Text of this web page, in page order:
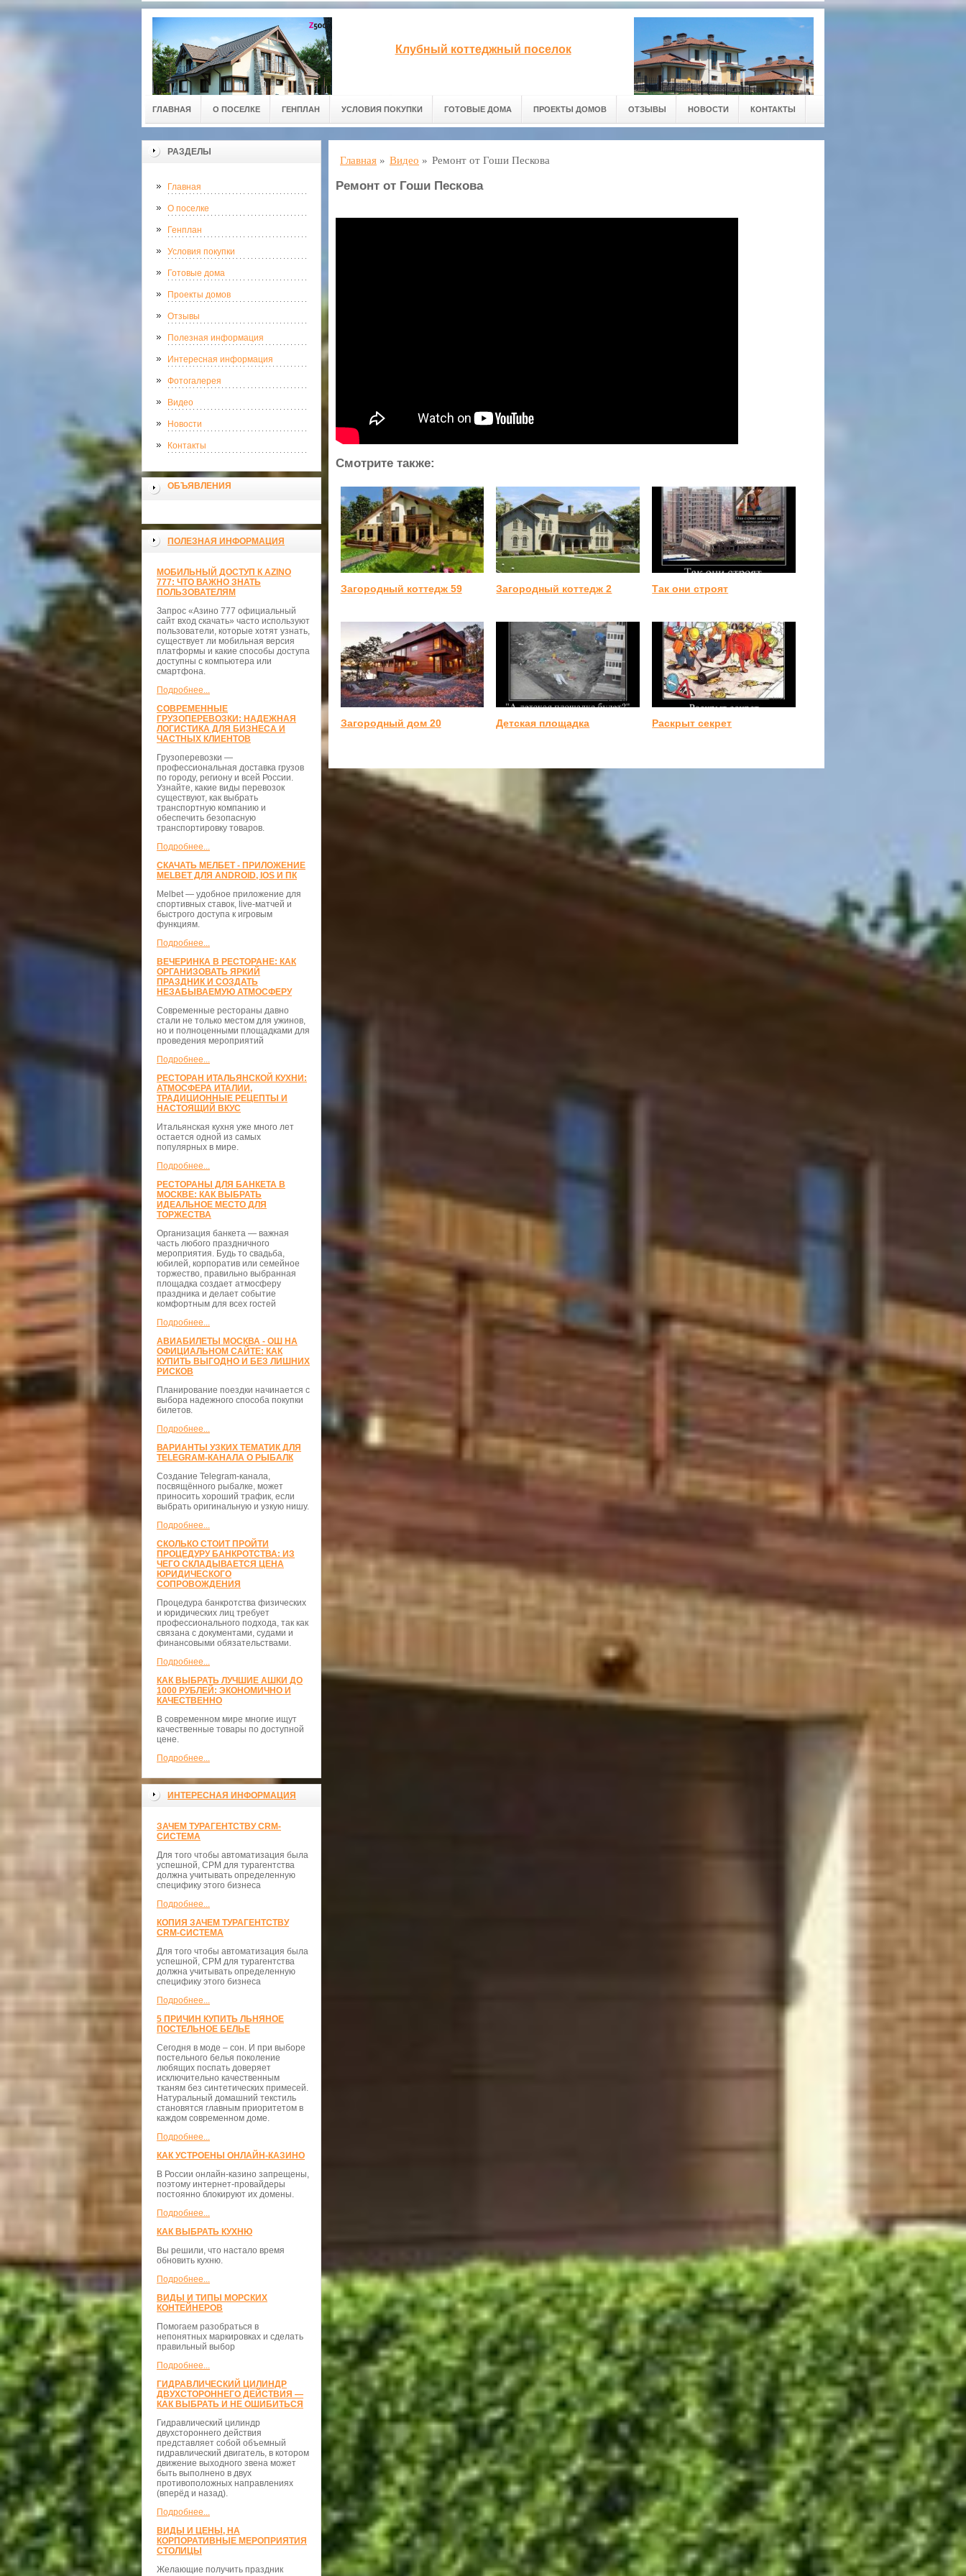
Клубный коттеджный поселок
ГЛАВНАЯ О ПОСЕЛКЕ ГЕНПЛАН УСЛОВИЯ ПОКУПКИ ГОТОВЫЕ ДОМА ПРОЕКТЫ ДОМОВ ОТЗЫВЫ НОВОСТИ КОНТАКТЫ
РАЗДЕЛЫ
Главная
О поселке
Генплан
Условия покупки
Готовые дома
Проекты домов
Отзывы
Полезная информация
Интересная информация
Фотогалерея
Видео
Новости
Контакты
ОБЪЯВЛЕНИЯ
ПОЛЕЗНАЯ ИНФОРМАЦИЯ
МОБИЛЬНЫЙ ДОСТУП К AZINO
777: ЧТО ВАЖНО ЗНАТЬ
ПОЛЬЗОВАТЕЛЯМ
Запрос «Азино 777 официальный
сайт вход скачать» часто используют
пользователи, которые хотят узнать,
существует ли мобильная версия
платформы и какие способы доступа
доступны с компьютера или
смартфона.
Подробнее...
СОВРЕМЕННЫЕ
ГРУЗОПЕРЕВОЗКИ: НАДЕЖНАЯ
ЛОГИСТИКА ДЛЯ БИЗНЕСА И
ЧАСТНЫХ КЛИЕНТОВ
Грузоперевозки —
профессиональная доставка грузов
по городу, региону и всей России.
Узнайте, какие виды перевозок
существуют, как выбрать
транспортную компанию и
обеспечить безопасную
транспортировку товаров.
Подробнее...
СКАЧАТЬ МЕЛБЕТ - ПРИЛОЖЕНИЕ
MELBET ДЛЯ ANDROID, IOS И ПК
Melbet — удобное приложение для
спортивных ставок, live-матчей и
быстрого доступа к игровым
функциям.
Подробнее...
ВЕЧЕРИНКА В РЕСТОРАНЕ: КАК
ОРГАНИЗОВАТЬ ЯРКИЙ
ПРАЗДНИК И СОЗДАТЬ
НЕЗАБЫВАЕМУЮ АТМОСФЕРУ
Современные рестораны давно
стали не только местом для ужинов,
но и полноценными площадками для
проведения мероприятий
Подробнее...
РЕСТОРАН ИТАЛЬЯНСКОЙ КУХНИ:
АТМОСФЕРА ИТАЛИИ,
ТРАДИЦИОННЫЕ РЕЦЕПТЫ И
НАСТОЯЩИЙ ВКУС
Итальянская кухня уже много лет
остается одной из самых
популярных в мире.
Подробнее...
РЕСТОРАНЫ ДЛЯ БАНКЕТА В
МОСКВЕ: КАК ВЫБРАТЬ
ИДЕАЛЬНОЕ МЕСТО ДЛЯ
ТОРЖЕСТВА
Организация банкета — важная
часть любого праздничного
мероприятия. Будь то свадьба,
юбилей, корпоратив или семейное
торжество, правильно выбранная
площадка создает атмосферу
праздника и делает событие
комфортным для всех гостей
Подробнее...
АВИАБИЛЕТЫ МОСКВА - ОШ НА
ОФИЦИАЛЬНОМ САЙТЕ: КАК
КУПИТЬ ВЫГОДНО И БЕЗ ЛИШНИХ
РИСКОВ
Планирование поездки начинается с
выбора надежного способа покупки
билетов.
Подробнее...
ВАРИАНТЫ УЗКИХ ТЕМАТИК ДЛЯ
TELEGRAM-КАНАЛА О РЫБАЛК
Создание Telegram-канала,
посвящённого рыбалке, может
приносить хороший трафик, если
выбрать оригинальную и узкую нишу.
Подробнее...
СКОЛЬКО СТОИТ ПРОЙТИ
ПРОЦЕДУРУ БАНКРОТСТВА: ИЗ
ЧЕГО СКЛАДЫВАЕТСЯ ЦЕНА
ЮРИДИЧЕСКОГО
СОПРОВОЖДЕНИЯ
Процедура банкротства физических
и юридических лиц требует
профессионального подхода, так как
связана с документами, судами и
финансовыми обязательствами.
Подробнее...
КАК ВЫБРАТЬ ЛУЧШИЕ АШКИ ДО
1000 РУБЛЕЙ: ЭКОНОМИЧНО И
КАЧЕСТВЕННО
В современном мире многие ищут
качественные товары по доступной
цене.
Подробнее...
ИНТЕРЕСНАЯ ИНФОРМАЦИЯ
ЗАЧЕМ ТУРАГЕНТСТВУ CRM-
СИСТЕМА
Для того чтобы автоматизация была
успешной, СРМ для турагентства
должна учитывать определенную
специфику этого бизнеса
Подробнее...
КОПИЯ ЗАЧЕМ ТУРАГЕНТСТВУ
CRM-СИСТЕМА
Для того чтобы автоматизация была
успешной, СРМ для турагентства
должна учитывать определенную
специфику этого бизнеса
Подробнее...
5 ПРИЧИН КУПИТЬ ЛЬНЯНОЕ
ПОСТЕЛЬНОЕ БЕЛЬЕ
Сегодня в моде – сон. И при выборе
постельного белья поколение
любящих поспать доверяет
исключительно качественным
тканям без синтетических примесей.
Натуральный домашний текстиль
становятся главным приоритетом в
каждом современном доме.
Подробнее...
КАК УСТРОЕНЫ ОНЛАЙН-КАЗИНО
В России онлайн-казино запрещены,
поэтому интернет-провайдеры
постоянно блокируют их домены.
Подробнее...
КАК ВЫБРАТЬ КУХНЮ
Вы решили, что настало время
обновить кухню.
Подробнее...
ВИДЫ И ТИПЫ МОРСКИХ
КОНТЕЙНЕРОВ
Помогаем разобраться в
непонятных маркировках и сделать
правильный выбор
Подробнее...
ГИДРАВЛИЧЕСКИЙ ЦИЛИНДР
ДВУХСТОРОННЕГО ДЕЙСТВИЯ —
КАК ВЫБРАТЬ И НЕ ОШИБИТЬСЯ
Гидравлический цилиндр
двухстороннего действия
представляет собой объемный
гидравлический двигатель, в котором
движение выходного звена может
быть выполнено в двух
противоположных направлениях
(вперёд и назад).
Подробнее...
ВИДЫ И ЦЕНЫ, НА
КОРПОРАТИВНЫЕ МЕРОПРИЯТИЯ
СТОЛИЦЫ
Желающие получить праздник
Главная » Видео » Ремонт от Гоши Пескова
Ремонт от Гоши Пескова
Смотрите также:
Загородный коттедж 59 Загородный коттедж 2 Так они строят
Загородный дом 20 Детская площадка Раскрыт секрет